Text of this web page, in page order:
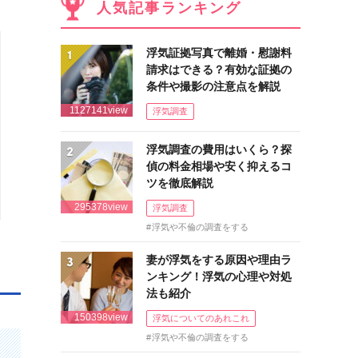
人気記事ランキング
1127141view
浮気証拠写真で離婚・慰謝料
請求はできる？有効な証拠の
条件や撮影の注意点を解説
浮気調査
295378view
浮気調査の費用はいくら？探
偵の料金相場や安く抑えるコ
ツを徹底解説
浮気調査
浮気や不倫の調査をする
150398view
妻が浮気をする原因や理由ラ
ンキング！浮気の心理や対処
法も紹介
浮気についてのあれこれ
浮気や不倫の調査をする